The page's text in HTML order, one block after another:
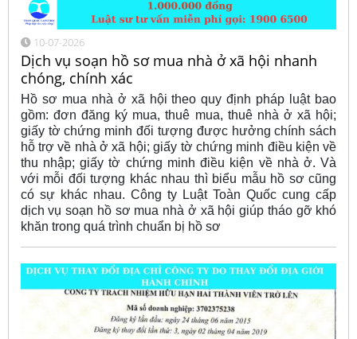
10-07-2026
Dịch vụ soạn hồ sơ mua nhà ở xã hội nhanh
chóng, chính xác
Hồ sơ mua nhà ở xã hội theo quy định pháp luật bao
gồm: đơn đăng ký mua, thuê mua, thuê nhà ở xã hội;
giấy tờ chứng minh đối tượng được hưởng chính sách
hỗ trợ về nhà ở xã hội; giấy tờ chứng minh điều kiện về
thu nhập; giấy tờ chứng minh điều kiện về nhà ở. Và
với mỗi đối tượng khác nhau thì biểu mẫu hồ sơ cũng
có sự khác nhau. Công ty Luật Toàn Quốc cung cấp
dịch vụ soạn hồ sơ mua nhà ở xã hội giúp tháo gỡ khó
khăn trong quá trình chuẩn bị hồ sơ